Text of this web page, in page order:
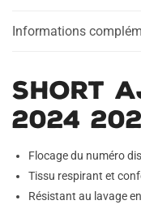
Informations
Short
2024
Flocage du numéro
Tissu respirant et
Résistant au lavage